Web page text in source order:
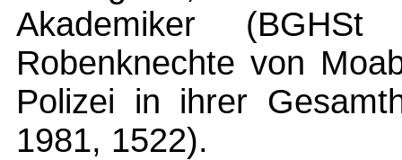
Akademiker
Robenknechte von
Polizei in ihrer
1981, 1522).